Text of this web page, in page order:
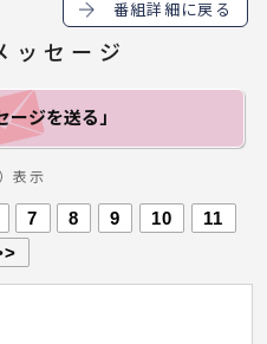
番組詳細に戻る
ッセージ
ージを送る」
表示
7 8 9 10
11